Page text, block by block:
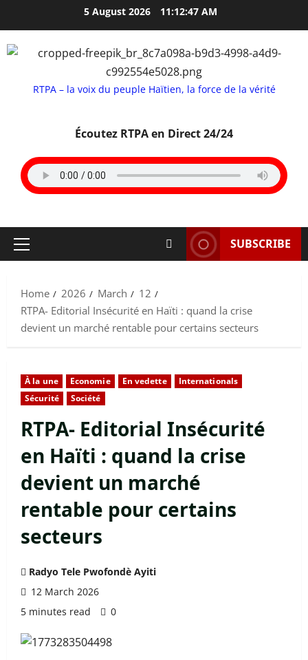
to
content
5 August 2026 11:12:48 AM
RTPA – la voix du peuple Haïtien, la force de la vérité
Écoutez RTPA en Direct 24/24
Primary
SUBSCRIBE
Home 2026 March
12
RTPA- Editorial Insécurité en Haïti : quand la crise
devient un marché rentable pour certains secteurs
À la une Economie En vedette
Internationals
Sécurité
Société
RTPA- Editorial Insécurité
en Haïti : quand la crise
devient un marché
rentable pour certains
secteurs
Radyo Tele Pwofondè Ayiti
12 March 2026
5 minutes read
0